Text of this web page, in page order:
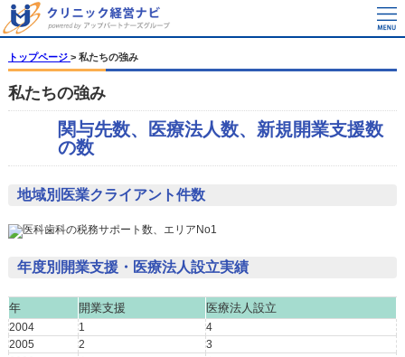
トップページ > 私たちの強み
私たちの強み
関与先数、医療法人数、新規開業支援数
の数
地域別医業クライアント件数
年度別開業支援・医療法人設立実績
年 開業支援 医療法人設立
2004 1
4
2005
2
3